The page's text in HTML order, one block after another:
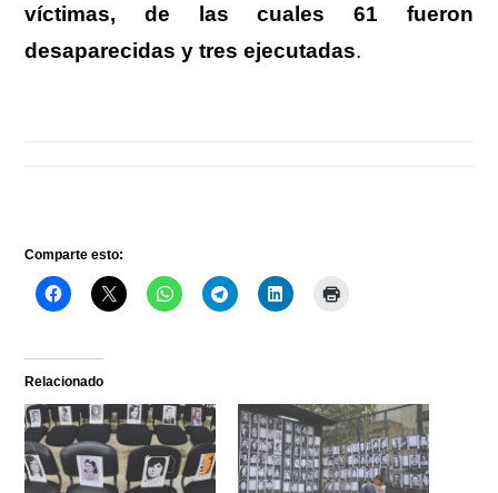
víctimas, de las cuales 61 fueron
desaparecidas y tres ejecutadas.
Comparte esto:
Relacionado